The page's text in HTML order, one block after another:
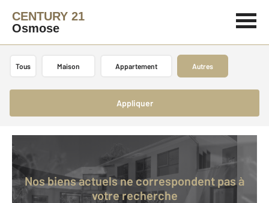
CENTURY 21
Osmose
Tous Maison Appartement Autres
Appliquer
Nos biens actuels ne correspondent pas à
votre recherche